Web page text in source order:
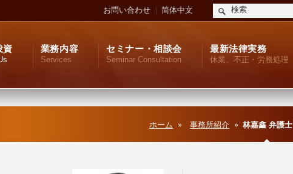
お問い合わせ 简体中文
資 業務内容
Services
セミナー・相談会
Seminar Consultation
最新法律実務
休業、不正・労務処理
ホーム 事務所紹介 林嘉鑫 弁護士